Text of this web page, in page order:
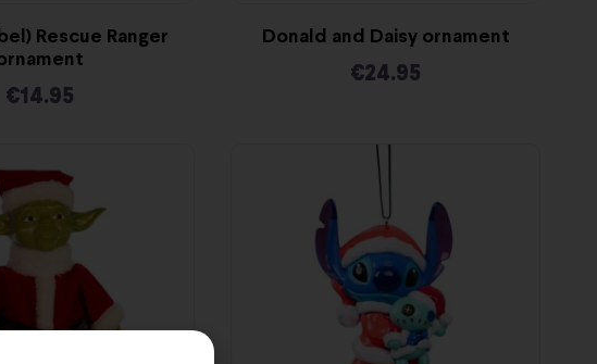
Rescue Ranger
€14.95
Donald and Daisy ornament
€24.95